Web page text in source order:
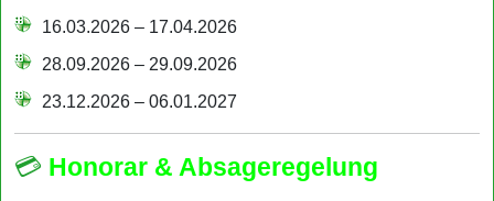
16.03.2026 – 17.04.2026
28.09.2026 – 29.09.2026
23.12.2026 – 06.01.2027
💳 Honorar & Absageregelung